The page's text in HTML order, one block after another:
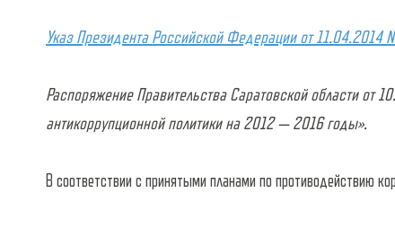
Указ Президента Российской Федерации от
Распоряжение Правительства Саратовской области от
антикоррупционной политики на 2012 — 2016 годы».
В соответствии с принятыми планами по противодействию